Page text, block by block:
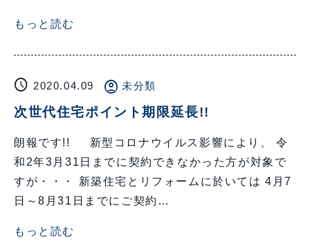
もっと読む
schedule 2020.04.09 account_circle 未分類
次世代住宅ポイント期限延長!!
朗報です!! 新型コロナウイルス影響により、 令
和2年3月31日までに契約できなかった方が対象で
すが・・・ 新築住宅とリフォームに於いては 4月7
日～8月31日までにご契約…
もっと読む